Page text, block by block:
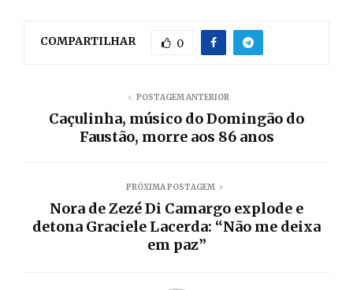
COMPARTILHAR 0
POSTAGEM ANTERIOR
Caçulinha, músico do Domingão do
Faustão, morre aos 86 anos
PRÓXIMA POSTAGEM
Nora de Zezé Di Camargo explode e
detona Graciele Lacerda: “Não me deixa
em paz”